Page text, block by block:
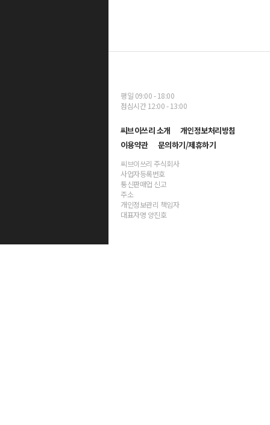
평일 09:00 - 18:00
점심시간 12:00 - 13:00
씨브이쓰리 소개
개인정보처리방침
이용약관
문의하기/제휴하기
씨브이쓰리 주식회사
사업자등록번호
통신판매업 신고
주소
개인정보관리 책임자
대표자명 양진호